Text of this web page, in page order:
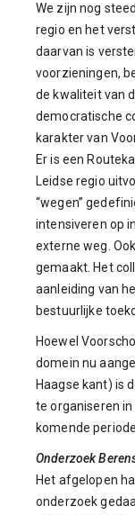
We zijn nog
regio en het
daarvan is
voorzieningen,
de kwaliteit van
democratische
karakter van
Er is een
Leidse regio
“wegen”
intensiveren op
externe weg.
gemaakt. Het
aanleiding van
bestuurlijke
Hoewel
domein nu
Haagse kant) is
te organiseren
komende
Onderzoek
Het afgelopen
onderzoek